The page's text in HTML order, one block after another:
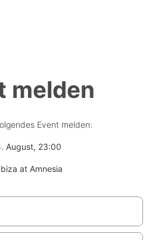
melden
Event melden:
August, 23:00
at Amnesia